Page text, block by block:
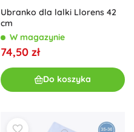
Ubranko dla lalki Llorens 42
cm
W magazynie
74,50 zł
Do koszyka